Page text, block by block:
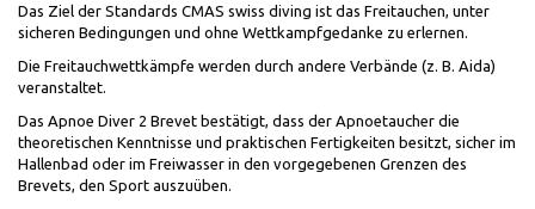
Das Ziel der Standards CMAS swiss diving ist das Freitauchen, unter
sicheren Bedingungen und ohne Wettkampfgedanke zu erlernen.
Die Freitauchwettkämpfe werden durch andere Verbände (z. B. Aida)
veranstaltet.
Das Apnoe Diver 2 Brevet bestätigt, dass der Apnoetaucher die
theoretischen Kenntnisse und praktischen Fertigkeiten besitzt, sicher im
Hallenbad oder im Freiwasser in den vorgegebenen Grenzen des
Brevets, den Sport auszuüben.